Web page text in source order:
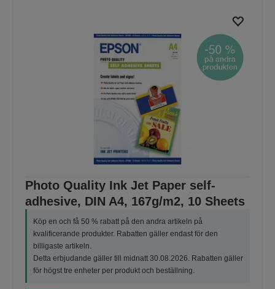
Photo Quality Ink Jet Paper self-
adhesive, DIN A4, 167g/m2, 10 Sheets
Köp en och få 50 % rabatt på den andra artikeln på
kvalificerande produkter. Rabatten gäller endast för den
billigaste artikeln.
Detta erbjudande gäller till midnatt 30.08.2026. Rabatten gäller
för högst tre enheter per produkt och beställning.